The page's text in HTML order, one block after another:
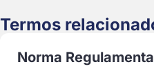
Termos
Norma